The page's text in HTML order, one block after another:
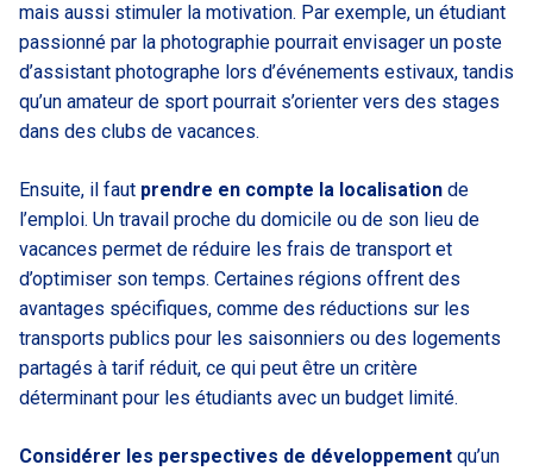
mais aussi stimuler la motivation. Par exemple, un étudiant
passionné par la photographie pourrait envisager un poste
d’assistant photographe lors d’événements estivaux, tandis
qu’un amateur de sport pourrait s’orienter vers des stages
dans des clubs de vacances.
Ensuite, il faut prendre en compte la localisation de
l’emploi. Un travail proche du domicile ou de son lieu de
vacances permet de réduire les frais de transport et
d’optimiser son temps. Certaines régions offrent des
avantages spécifiques, comme des réductions sur les
transports publics pour les saisonniers ou des logements
partagés à tarif réduit, ce qui peut être un critère
déterminant pour les étudiants avec un budget limité.
Considérer les perspectives de développement qu’un